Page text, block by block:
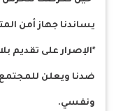
يساندنا جهاز أمن
*الإصرار على
ضدنا ويعلن
ونفسي.